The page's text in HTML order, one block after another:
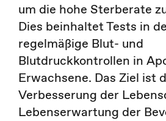
um die hohe Sterberate
Dies beinhaltet Tests in
regelmäßige Blut- und
Blutdruckkontrollen in
Erwachsene. Das Ziel ist
Verbesserung der
Lebenserwartung der